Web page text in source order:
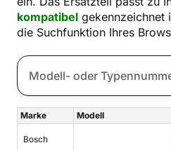
kompatibel gekennzeichnet
die Suchfunktion Ihres
Marke Modell
Bosch